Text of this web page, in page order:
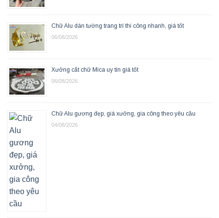
Chữ Alu dán tường trang trí thi công nhanh, giá tốt
06/08/2026
Xưởng cắt chữ Mica uy tín giá tốt
06/08/2026
Chữ Alu gương đẹp, giá xưởng, gia công theo yêu cầu
04/08/2026